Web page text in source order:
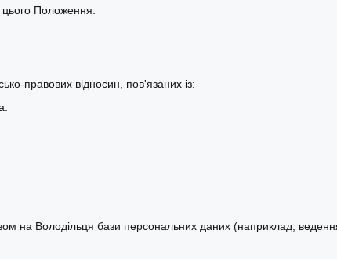
цього Положення.
правових відносин, пов'язаних із:
на Володільця бази персональних даних (наприклад,